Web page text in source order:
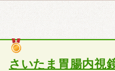
さいたま胃腸内視